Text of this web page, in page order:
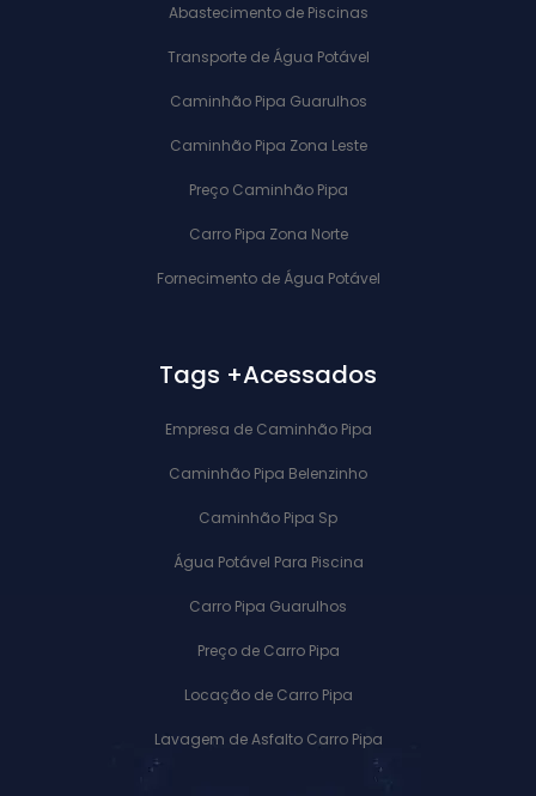
Abastecimento de Piscinas
Transporte de Água Potável
Caminhão Pipa Guarulhos
Caminhão Pipa Zona Leste
Preço Caminhão Pipa
Carro Pipa Zona Norte
Fornecimento de Água Potável
Tags +Acessados
Empresa de Caminhão Pipa
Caminhão Pipa Belenzinho
Caminhão Pipa Sp
Água Potável Para Piscina
Carro Pipa Guarulhos
Preço de Carro Pipa
Locação de Carro Pipa
Lavagem de Asfalto Carro Pipa